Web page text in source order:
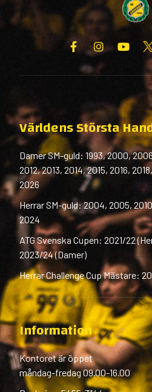
Världens Största
Damer SM-guld: 1993, 2000,
2012, 2013, 2014, 2015, 2016,
2026
Herrar SM-guld: 2004, 2005,
2024
ATG Svenska Cupen: 2021/22
2023/24 (Damer)
Herrar Challenge Cup Mästare:
Information
Kontoret är öppet
måndag-fredag 09.00-16.00